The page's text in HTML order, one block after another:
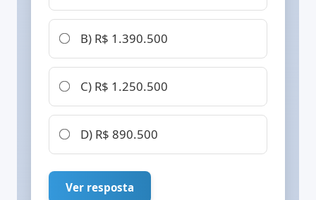
B) R$ 1.390.500
C) R$ 1.250.500
D) R$ 890.500
Ver resposta